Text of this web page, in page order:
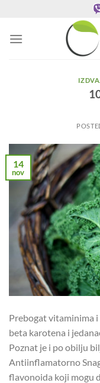
sadržaj
14
nov
Prebogat vitaminima i
beta karotena i
Poznat je i po obilju
Antiinflamatorno
flavonoida koji mogu